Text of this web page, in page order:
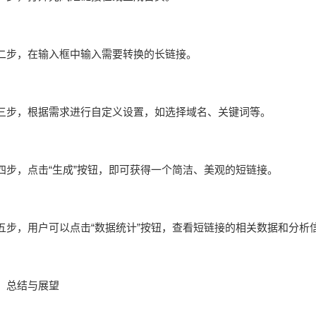
步，在输入框中输入需要转换的长链接。
步，根据需求进行自定义设置，如选择域名、关键词等。
步，点击“生成”按钮，即可获得一个简洁、美观的短链接。
步，用户可以点击“数据统计”按钮，查看短链接的相关数据和分析
总结与展望​​